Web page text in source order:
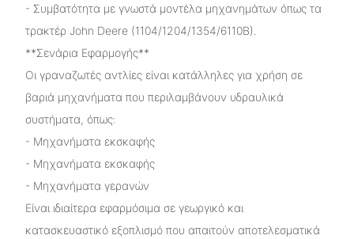
- Συμβατότητα με γνωστά μοντέλα μηχανημάτων όπως τα
τρακτέρ John Deere (1104/1204/1354/6110B).
**Σενάρια Εφαρμογής**
Οι γραναζωτές αντλίες είναι κατάλληλες για χρήση σε
βαριά μηχανήματα που περιλαμβάνουν υδραυλικά
συστήματα, όπως:
- Μηχανήματα εκσκαφής
- Μηχανήματα εκσκαφής
- Μηχανήματα γερανών
Είναι ιδιαίτερα εφαρμόσιμα σε γεωργικό και
κατασκευαστικό εξοπλισμό που απαιτούν αποτελεσματικά